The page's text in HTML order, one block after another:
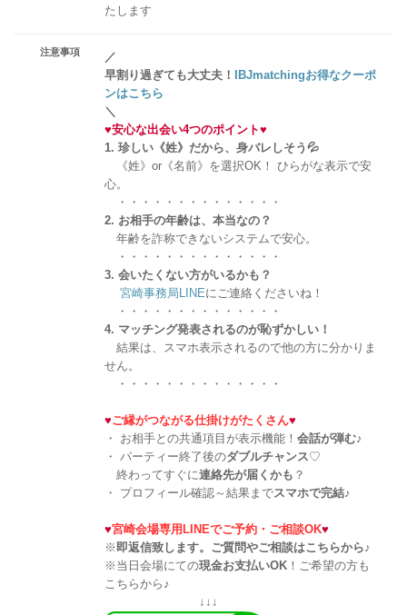
たします
注意事項
／
早割り過ぎても大丈夫！ IBJmatchingお得なクーポ
ンはこちら
＼
♥安心な出会い4つのポイント♥
1. 珍しい《姓》だから、身バレしそう💦
《姓》or《名前》を選択OK！ ひらがな表示で安
心。
・・・・・・・・・・・・・・
2. お相手の年齢は、本当なの？
年齢を詐称できないシステムで安心。
・・・・・・・・・・・・・・
3. 会いたくない方がいるかも？
宮崎事務局LINEにご連絡くださいね！
・・・・・・・・・・・・・・
4. マッチング発表されるのが恥ずかしい！
結果は、スマホ表示されるので他の方に分かりま
せん。
・・・・・・・・・・・・・・
♥ご縁がつながる仕掛けがたくさん♥
・ お相手との共通項目が表示機能！ 会話が弾む♪
・ パーティー終了後のダブルチャンス♡
終わってすぐに連絡先が届くかも ？
・ プロフィール確認～結果までスマホで完結♪
♥宮崎会場専用LINEでご予約・ご相談OK♥
※ 即返信致します。ご質問やご相談はこちらから♪
※当日会場にての現金お支払いOK ！ご希望の方も
こちらから♪
↓↓↓